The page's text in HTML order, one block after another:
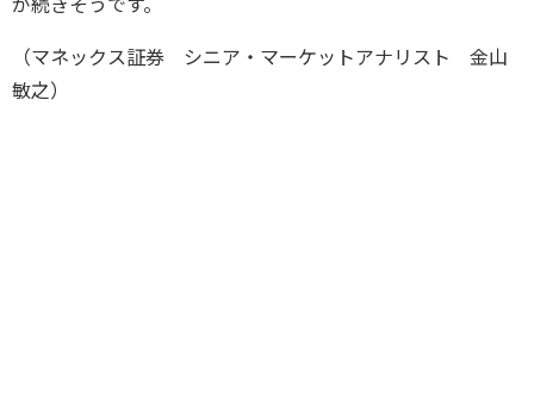
（マネックス証券 シニア・マーケットアナリスト 金山
敏之）